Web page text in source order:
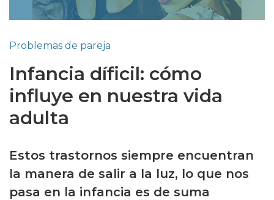
Problemas de pareja
Infancia díficil: cómo
influye en nuestra vida
adulta
Estos trastornos siempre encuentran
la manera de salir a la luz, lo que nos
pasa en la infancia es de suma